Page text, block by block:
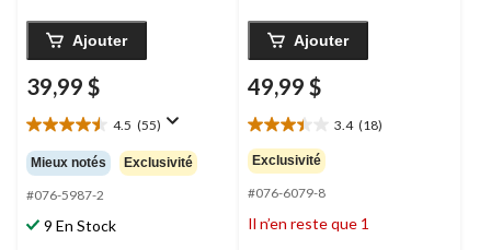
Ajouter
39,99 $
4.5 (55)
4.5
étoile(s)
sur
5.
55
évaluations
Mieux notés Exclusivité
#076-5987-2
9 En Stock
Ajouter
49,99 $
3.4 (18)
3.4
étoile(s)
sur
5.
18
Exclusivité
#076-6079-8
Il n’en reste que 1